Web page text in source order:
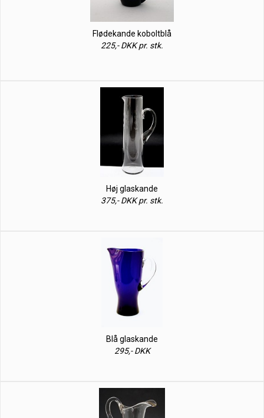
Flødekande koboltblå
225,- DKK pr. stk.
Høj glaskande
375,- DKK pr. stk.
Blå glaskande
295,- DKK